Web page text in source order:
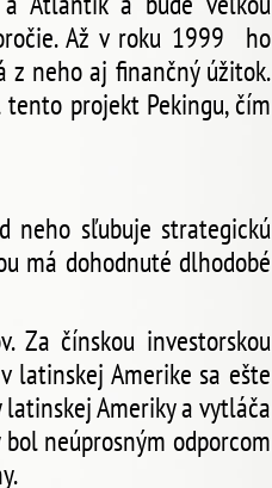
Až v roku 1999 ho
z neho aj finančný úžitok.
projekt Pekingu, čím
neho sľubuje strategickú
má dohodnuté dlhodobé
Za čínskou investorskou
latinskej Amerike sa ešte
Ameriky a vytláča
neúprosným odporcom